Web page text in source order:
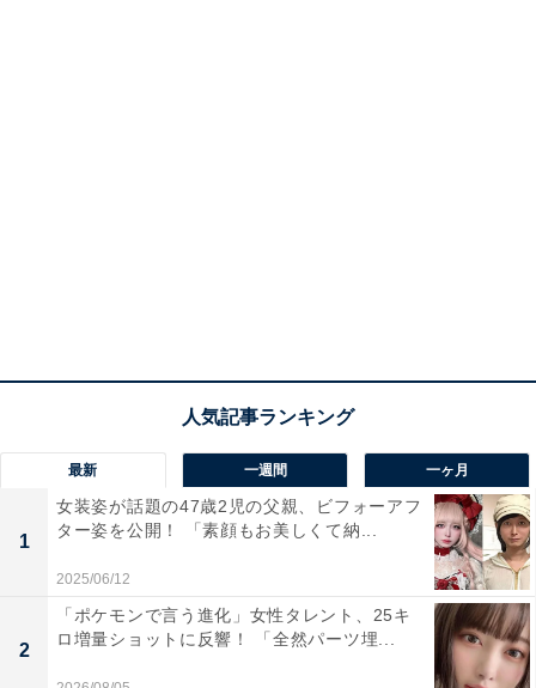
最新 一週間 一ヶ月
1
女装姿が話題の47歳2児の父親、ビフォーアフ
ター姿を公開！ 「素顔もお美しくて納...
2025/06/12
2
「ポケモンで言う進化」女性タレント、25キ
ロ増量ショットに反響！ 「全然パーツ埋...